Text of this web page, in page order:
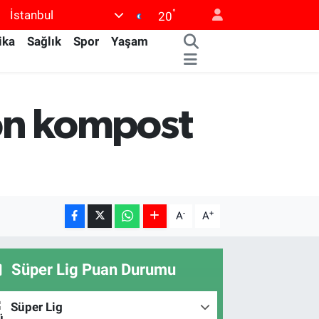
İstanbul 20°
Sağlık Spor
Yaşam
kompost
A- A+
Süper Lig Puan Durumu
Süper Lig